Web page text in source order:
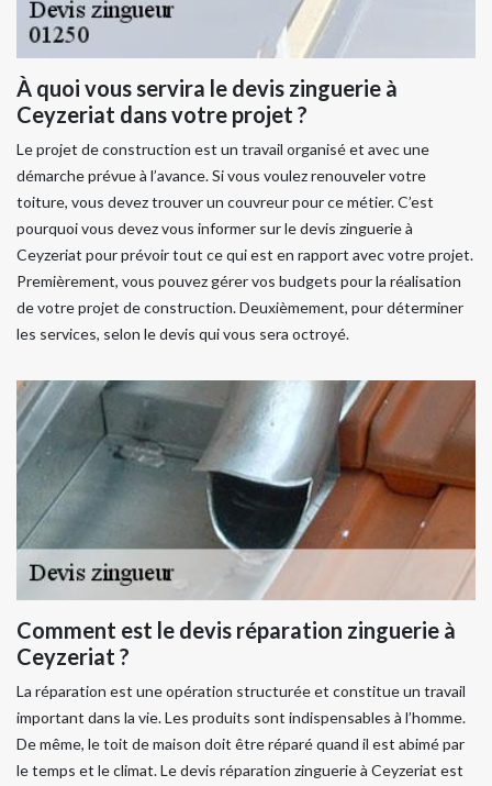
À quoi vous servira le devis zinguerie à
Ceyzeriat dans votre projet ?
Le projet de construction est un travail organisé et avec une
démarche prévue à l’avance. Si vous voulez renouveler votre
toiture, vous devez trouver un couvreur pour ce métier. C’est
pourquoi vous devez vous informer sur le devis zinguerie à
Ceyzeriat pour prévoir tout ce qui est en rapport avec votre projet.
Premièrement, vous pouvez gérer vos budgets pour la réalisation
de votre projet de construction. Deuxièmement, pour déterminer
les services, selon le devis qui vous sera octroyé.
Comment est le devis réparation zinguerie à
Ceyzeriat ?
La réparation est une opération structurée et constitue un travail
important dans la vie. Les produits sont indispensables à l’homme.
De même, le toit de maison doit être réparé quand il est abimé par
le temps et le climat. Le devis réparation zinguerie à Ceyzeriat est